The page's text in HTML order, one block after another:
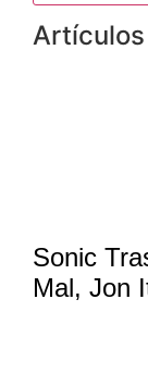
Sonic
Mal, Jon